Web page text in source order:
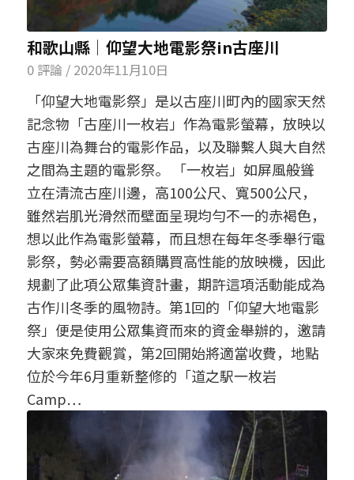
和歌山縣│仰望大地電影祭in古座川
0 評論 / 2020年11月10日
「仰望大地電影祭」是以古座川町內的國家天然
記念物「古座川一枚岩」作為電影螢幕，放映以
古座川為舞台的電影作品，以及聯繫人與大自然
之間為主題的電影祭。 「一枚岩」如屏風般聳
立在清流古座川邊，高100公尺、寬500公尺，
雖然岩肌光滑然而壁面呈現均勻不一的赤褐色，
想以此作為電影螢幕，而且想在每年冬季舉行電
影祭，勢必需要高額購買高性能的放映機，因此
規劃了此項公眾集資計畫，期許這項活動能成為
古作川冬季的風物詩。第1回的「仰望大地電影
祭」便是使用公眾集資而來的資金舉辦的，邀請
大家來免費觀賞，第2回開始將適當收費，地點
位於今年6月重新整修的「道之駅一枚岩
Camp…